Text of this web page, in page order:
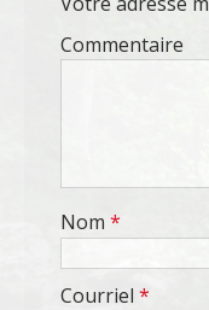
Commentaire
Nom *
Courriel *